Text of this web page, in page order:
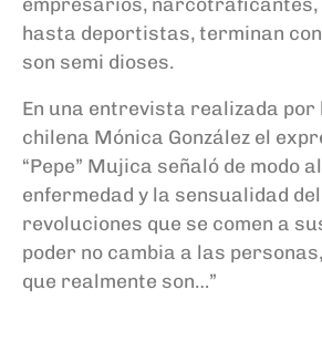
hasta deportistas, terminan
son semi dioses.
En una entrevista realizada
chilena Mónica González el
“Pepe” Mujica señaló de modo
enfermedad y la sensualidad
revoluciones que se comen a
poder no cambia a las
que realmente son…”